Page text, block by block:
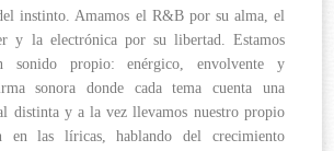
instinto. Amamos el R&B por su alma, el
y la electrónica por su libertad. Estamos
sonido propio: enérgico, envolvente y
sonora donde cada tema cuenta una
distinta y a la vez llevamos nuestro propio
en las líricas, hablando del crecimiento